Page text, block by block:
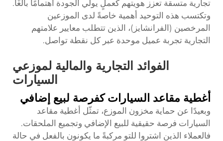
تجارية متسقة تعزز هويتهم كعملٍ يولي الجودة اهتمامًا بالغًا.
وتكتسب هذه التوحيد أهمية خاصةً لدى الموزعين
المرخصين (الفرانشايز)، الذين تتطلب معايير علامتهم
التجارية تجربة عميل موحدة عبر كل نقطة تواصل.
الفوائد التجارية والمالية لموزعي
السيارات
أغطية مقاعد السيارات كفرصة لبيع إضافي
وبعيدًا عن حماية مخزون الموزع، تمثّل أغطية مقاعد
السيارات فرصة حقيقية للبيع الإضافي وتجميع الملحقات.
فالعملاء الذين اشتروا للتو مركبةً ما يكونون بالفعل في حالة